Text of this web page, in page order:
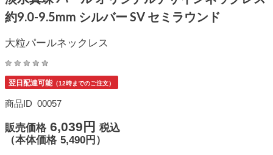
約9.0-9.5mm シルバー SV セミラウンド
大粒パールネックレス
翌日配達可能（12時までのご注文）
商品ID 00057
販売価格 6,039円 税込
（本体価格 5,490円）